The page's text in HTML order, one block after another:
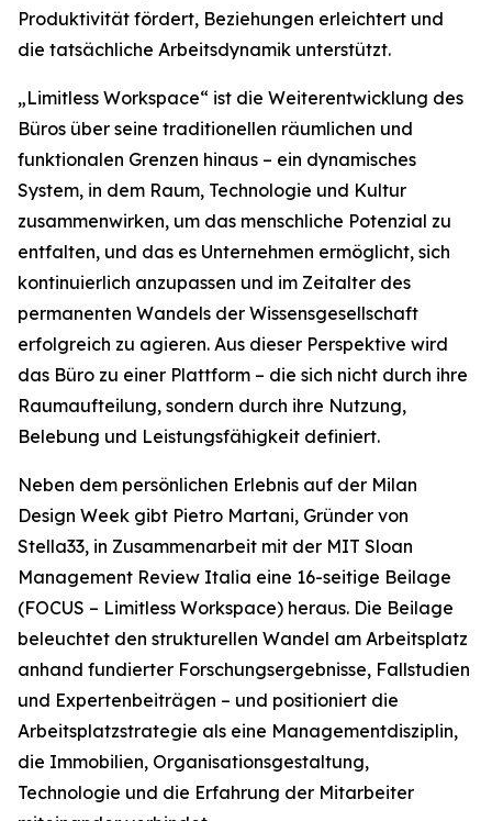
Produktivität fördert, Beziehungen erleichtert und
die tatsächliche Arbeitsdynamik unterstützt.
„Limitless Workspace“ ist die Weiterentwicklung des
Büros über seine traditionellen räumlichen und
funktionalen Grenzen hinaus – ein dynamisches
System, in dem Raum, Technologie und Kultur
zusammenwirken, um das menschliche Potenzial zu
entfalten, und das es Unternehmen ermöglicht, sich
kontinuierlich anzupassen und im Zeitalter des
permanenten Wandels der Wissensgesellschaft
erfolgreich zu agieren. Aus dieser Perspektive wird
das Büro zu einer Plattform – die sich nicht durch ihre
Raumaufteilung, sondern durch ihre Nutzung,
Belebung und Leistungsfähigkeit definiert.
Neben dem persönlichen Erlebnis auf der Milan
Design Week gibt Pietro Martani, Gründer von
Stella33, in Zusammenarbeit mit der MIT Sloan
Management Review Italia eine 16-seitige Beilage
(FOCUS – Limitless Workspace) heraus. Die Beilage
beleuchtet den strukturellen Wandel am Arbeitsplatz
anhand fundierter Forschungsergebnisse, Fallstudien
und Expertenbeiträgen – und positioniert die
Arbeitsplatzstrategie als eine Managementdisziplin,
die Immobilien, Organisationsgestaltung,
Technologie und die Erfahrung der Mitarbeiter